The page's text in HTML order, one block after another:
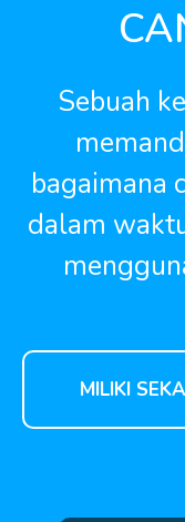
Sebuah
bagaimana
dalam
MILIKI